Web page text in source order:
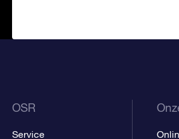
OSR
Service